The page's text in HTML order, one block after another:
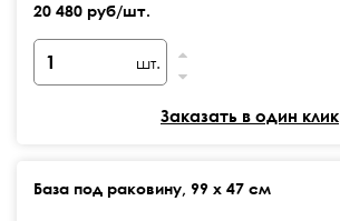
20 480 руб/шт.
шт.
Заказать в один клик
База под раковину, 99 х 47 см